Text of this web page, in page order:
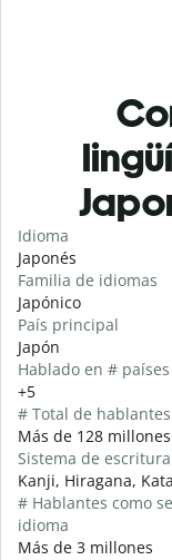
Idioma
Japonés
Familia de idiomas
Japónico
País principal
Japón
Hablado en # países
+5
# Total de hablantes
Más de 128 millones
Sistema de
Kanji, Hiragana,
# Hablantes como
idioma
Más de 3 millones